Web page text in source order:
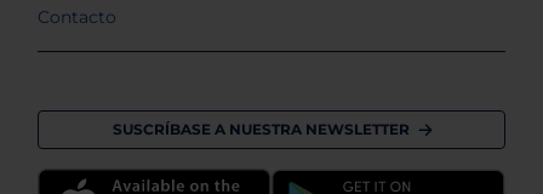
Contacto
SUSCRÍBASE A NUESTRA NEWSLETTER